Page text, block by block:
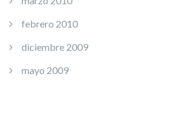
febrero 2010
diciembre 2009
mayo 2009